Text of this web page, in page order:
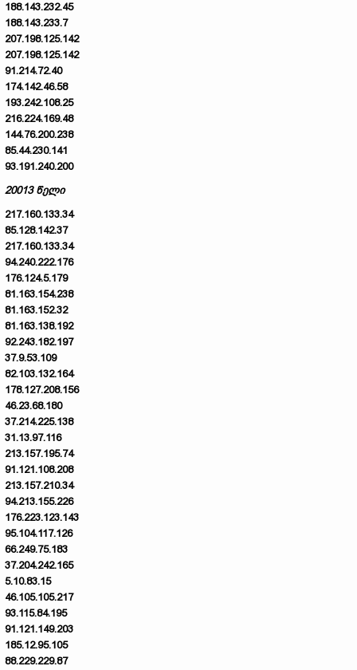
188.143.232.45
188.143.233.7
207.198.125.142
207.198.125.142
91.214.72.40
174.142.46.58
193.242.108.25
216.224.169.48
144.76.200.238
85.44.230.141
93.191.240.200
20013 წელი
217.160.133.34
85.128.142.37
217.160.133.34
94.240.222.176
176.124.5.179
81.163.154.238
81.163.152.32
81.163.138.192
92.243.182.197
37.9.53.109
82.103.132.164
178.127.208.156
46.23.68.180
37.214.225.138
31.13.97.116
213.157.195.74
91.121.108.208
213.157.210.34
94.213.155.226
176.223.123.143
95.104.117.126
66.249.75.183
37.204.242.165
5.10.83.15
46.105.105.217
93.115.84.195
91.121.149.203
185.12.95.105
88.229.229.87